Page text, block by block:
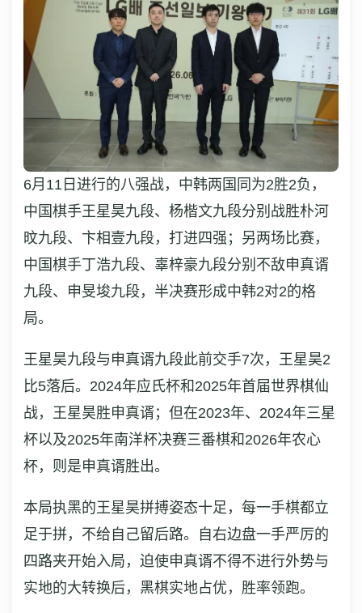
6月11日进行的八强战，中韩两国同为2胜2负，
中国棋手王星昊九段、杨楷文九段分别战胜朴河
旼九段、卞相壹九段，打进四强；另两场比赛，
中国棋手丁浩九段、辜梓豪九段分别不敌申真谞
九段、申旻埈九段，半决赛形成中韩2对2的格
局。
王星昊九段与申真谞九段此前交手7次，王星昊2
比5落后。2024年应氏杯和2025年首届世界棋仙
战，王星昊胜申真谞；但在2023年、2024年三星
杯以及2025年南洋杯决赛三番棋和2026年农心
杯，则是申真谞胜出。
本局执黑的王星昊拼搏姿态十足，每一手棋都立
足于拼，不给自己留后路。自右边盘一手严厉的
四路夹开始入局，迫使申真谞不得不进行外势与
实地的大转换后，黑棋实地占优，胜率领跑。